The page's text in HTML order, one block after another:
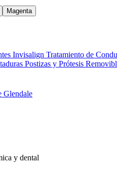
Magenta
Invisalign Tratamiento de
Postizas y Prótesis
Glendale
y dental